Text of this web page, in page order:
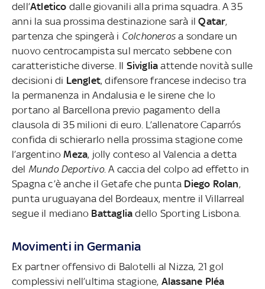
dell’Atletico dalle giovanili alla prima squadra. A 35
anni la sua prossima destinazione sarà ilQatar,
partenza che spingerà i Colchoneros a sondare un
nuovo centrocampista sul mercato sebbene con
caratteristiche diverse. Il Siviglia attende novità sulle
decisioni di Lenglet, difensore francese indeciso tra
la permanenza in Andalusia e le sirene che lo
portano al Barcellona previo pagamento della
clausola di 35 milioni di euro. L’allenatore Caparrós
confida di schierarlo nella prossima stagione come
l’argentino Meza, jolly conteso al Valencia a detta
del Mundo Deportivo. A caccia del colpo ad effetto in
Spagna c’è anche il Getafe che punta Diego Rolan,
punta uruguayana del Bordeaux, mentre il Villarreal
segue il mediano Battaglia dello Sporting Lisbona.
Movimenti in Germania
Ex partner offensivo di Balotelli al Nizza, 21 gol
complessivi nell’ultima stagione, Alassane Pléa